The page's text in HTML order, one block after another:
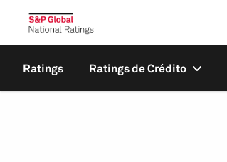
Ratings Ratings de Crédito